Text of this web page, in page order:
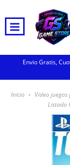
Envio Gratis,
Inicio - Video juegos
Listado